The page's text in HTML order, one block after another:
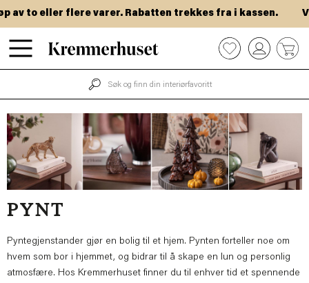
Hopp
til
hovedinnhold
to eller flere varer. Rabatten trekkes fra i kassen. VIP-
0
PYNT
Pyntegjenstander gjør en bolig til et hjem. Pynten forteller noe om
hvem som bor i hjemmet, og bidrar til å skape en lun og personlig
atmosfære. Hos Kremmerhuset finner du til enhver tid et spennende